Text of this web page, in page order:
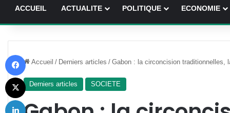
ACCUEIL ACTUALITE POLITIQUE ECONOMIE
Accueil / Derniers articles / Gabon : la circoncision
Derniers articles SOCIETE
X